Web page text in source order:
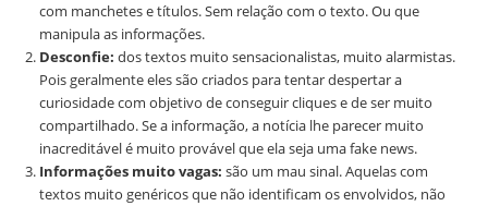
com manchetes e títulos. Sem relação com o texto. Ou que
manipula as informações.
Desconfie: dos textos muito sensacionalistas, muito alarmistas.
Pois geralmente eles são criados para tentar despertar a
curiosidade com objetivo de conseguir cliques e de ser muito
compartilhado. Se a informação, a notícia lhe parecer muito
inacreditável é muito provável que ela seja uma fake news.
Informações muito vagas: são um mau sinal. Aquelas com
textos muito genéricos que não identificam os envolvidos, não